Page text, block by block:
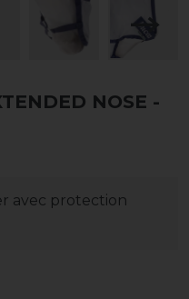
NOSE -
avec protection